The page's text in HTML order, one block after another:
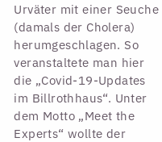
Urväter mit einer Seuche
(damals der Cholera)
herumgeschlagen. So
veranstaltete man hier
die „Covid-19-Updates
im Billrothhaus“. Unter
dem Motto „Meet the
Experts“ wollte der